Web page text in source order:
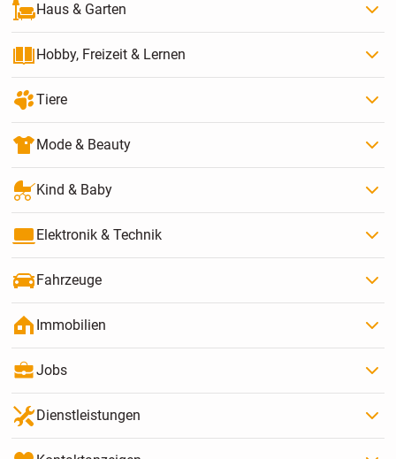
Haus & Garten
Hobby, Freizeit & Lernen
Tiere
Mode & Beauty
Kind & Baby
Elektronik & Technik
Fahrzeuge
Immobilien
Jobs
Dienstleistungen